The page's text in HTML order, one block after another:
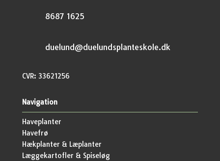
8687 1625
duelund@duelundsplanteskole.dk
CVR: 33621256
Navigation
Haveplanter
Havefrø
Hækplanter & Læplanter
Læggekartofler & Spiseløg